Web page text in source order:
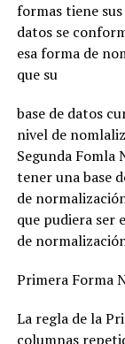
formas tiene
datos se
esa forma de
que su
base de datos
nivel de
Segunda Fomla
tener una base
de
que pudiera ser
de
Primera Forma
La regla de la
columnas